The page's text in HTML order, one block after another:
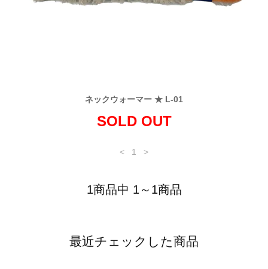
ネックウォーマー ★ L-01
SOLD OUT
< 1 >
1商品中 1～1商品
最近チェックした商品